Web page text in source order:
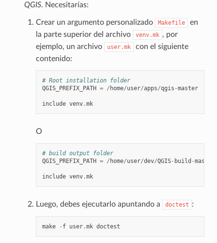
QGIS. Necesitarías:
Crear un argumento personalizado Makefile
en
la parte superior del archivo
venv.mk , por
ejemplo, un archivo
user.mk
con el siguiente
contenido:
# Root installation folder
QGIS_PREFIX_PATH = / home/user/apps/qgis -master
include venv.mk
O
# build output folder
QGIS_PREFIX_PATH = / home/user/dev/QGIS- build -master
include venv.mk
Luego, debes ejecutarlo apuntando a doctest :
make - f user.mk doctest